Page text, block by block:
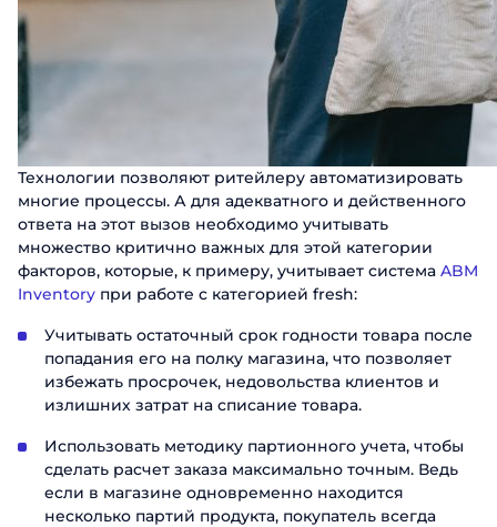
Технологии позволяют ритейлеру автоматизировать
многие процессы. А для адекватного и действенного
ответа на этот вызов необходимо учитывать
множество критично важных для этой категории
факторов, которые, к примеру, учитывает система ABM
Inventory при работе с категорией fresh:
Учитывать остаточный срок годности товара после
попадания его на полку магазина, что позволяет
избежать просрочек, недовольства клиентов и
излишних затрат на списание товара.
Использовать методику партионного учета, чтобы
сделать расчет заказа максимально точным. Ведь
если в магазине одновременно находится
несколько партий продукта, покупатель всегда